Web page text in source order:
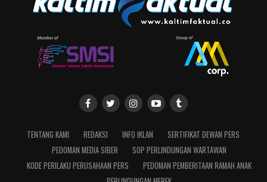
TENTANG KAMI REDAKSI INFO IKLAN
SERTIFIKAT DEWAN PERS
PEDOMAN MEDIA SIBER
SOP PERLINDUNGAN WARTAWAN
KODE PERILAKU PERUSAHAAN PERS
PEDOMAN PEMBERITAAN RAMAH ANAK